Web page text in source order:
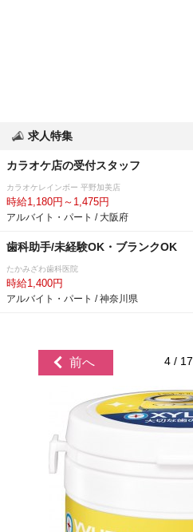
求人特集
カラオケ店の受付スタッフ
カラオケレインボー 平野加美店
時給1,180円～1,475円
アルバイト・パート / 大阪府
歯科助手/未経験OK・ブランクOK
たかみざわ歯科医院
時給1,400円
アルバイト・パート / 神奈川県
前へ 4 / 17